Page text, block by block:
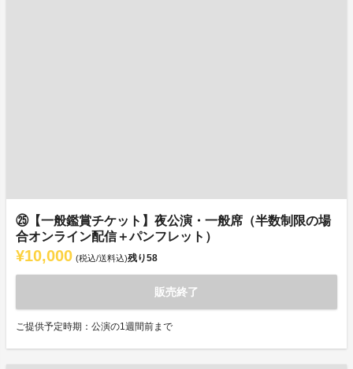
㉕【一般鑑賞チケット】夜公演・一般席（半数制限の場
合オンライン配信＋パンフレット）
¥10,000 (税込/送料込)残り58
販売終了
ご提供予定時期：公演の1週間前まで